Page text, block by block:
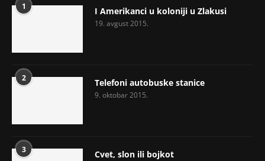
1 I Amerikanci u koloniji u Zlakusi
19. avgust 2015.
2 Telefoni autobuske stanice
9. oktobar 2015.
3 Cvet, slon ili bojkot